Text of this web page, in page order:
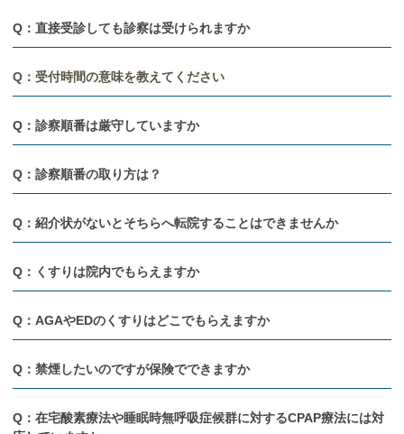
Q：直接受診しても診察は受けられますか
Q：受付時間の意味を教えてください
Q：診察順番は厳守していますか
Q：診察順番の取り方は？
Q：紹介状がないとそちらへ転院することはできませんか
Q：くすりは院内でもらえますか
Q：AGAやEDのくすりはどこでもらえますか
Q：禁煙したいのですが保険でできますか
Q：在宅酸素療法や睡眠時無呼吸症候群に対するCPAP療法には対